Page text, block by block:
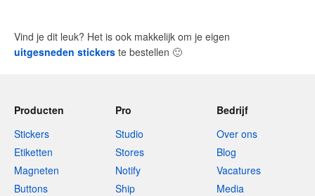
Vind je dit leuk? Het is ook makkelijk om je eigen
uitgesneden stickers te bestellen 🙂
Producten
Stickers
Etiketten
Magneten
Buttons
Pro
Studio
Stores
Notify
Ship
Bedrijf
Over ons
Blog
Vacatures
Media